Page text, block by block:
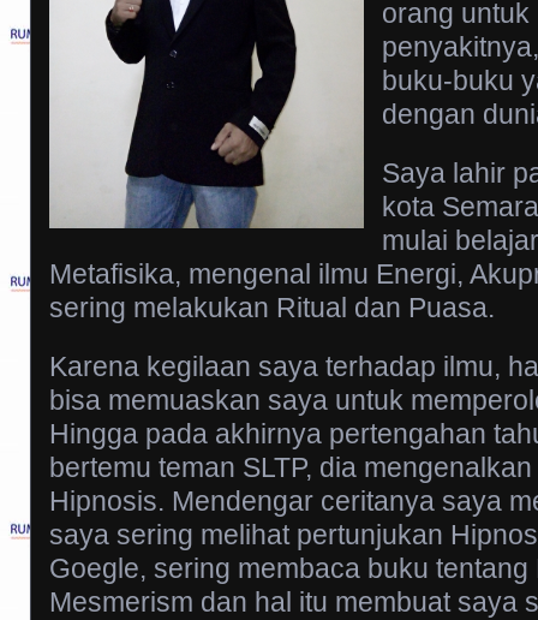
orang
buku-buku
dengan
Saya lahir
kota
mulai
Metafisika, mengenal ilmu Energi,
sering melakukan Ritual dan Puasa.
Karena kegilaan saya terhadap ilmu,
bisa memuaskan saya untuk
Hingga pada akhirnya pertengahan
bertemu teman SLTP, dia
Hipnosis. Mendengar ceritanya saya
saya sering melihat pertunjukan
Goegle, sering membaca buku
Mesmerism dan hal itu membuat saya